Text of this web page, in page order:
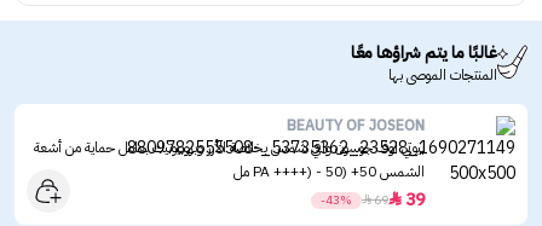
غالبًا ما يتم شراؤها معًا
المنتجات الموصى بها
BEAUTY OF JOSEON
بيوتي اوف جوسون واقي شمس بخلاصة الأرز وبروبيوتيك بعامل حماية من أشعة
الشمس ‏50+ (PA ++++) - 50 مل
39

69

-43%